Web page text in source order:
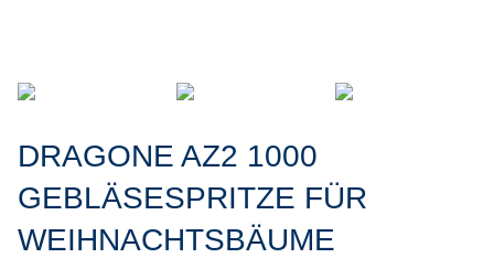
DRAGONE AZ2 1000
GEBLÄSESPRITZE FÜR
WEIHNACHTSBÄUME